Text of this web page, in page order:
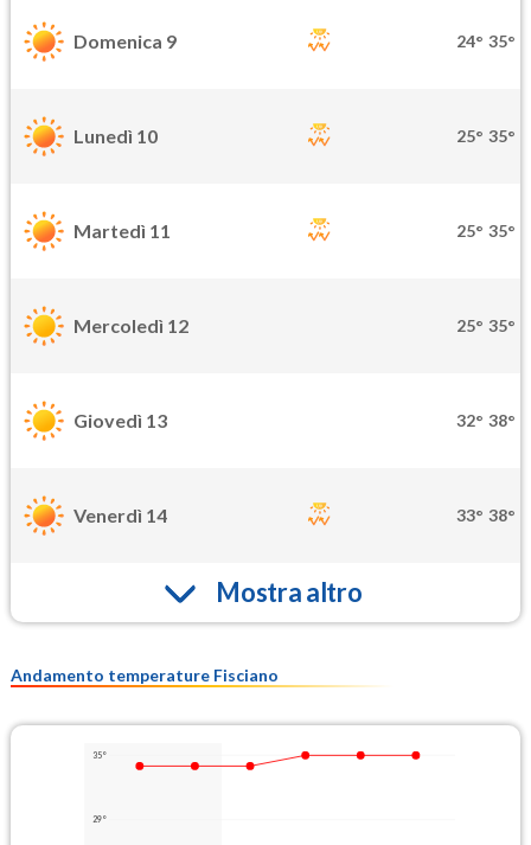
Domenica 9 24° 35°
Lunedì 10 25° 35°
Martedì 11 25° 35°
Mercoledì 12 25° 35°
Giovedì 13 32° 38°
Venerdì 14 33° 38°
Mostra altro
Andamento temperature Fisciano
35°
29°